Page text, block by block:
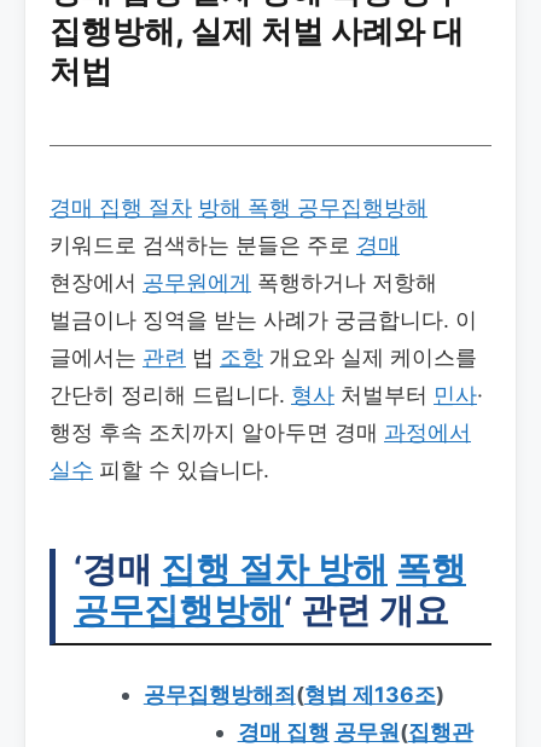
집행방해, 실제 처벌 사례와 대
처법
경매 집행 절차 방해 폭행 공무집행방해
키워드로 검색하는 분들은 주로 경매
현장에서 공무원에게 폭행하거나 저항해
벌금이나 징역을 받는 사례가 궁금합니다. 이
글에서는 관련 법 조항 개요와 실제 케이스를
간단히 정리해 드립니다. 형사 처벌부터 민사·
행정 후속 조치까지 알아두면 경매 과정에서
실수 피할 수 있습니다.
‘경매 집행 절차 방해 폭행
공무집행방해‘ 관련 개요
공무집행방해죄 (형법 제136조)
경매 집행 공무원 (집행관